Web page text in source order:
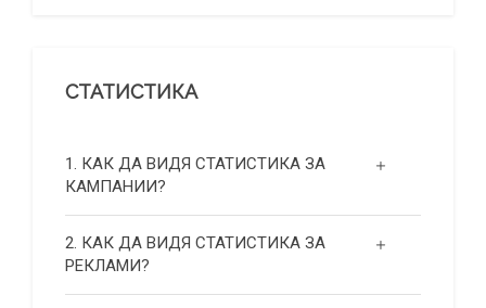
СТАТИСТИКА
1. КАК ДА ВИДЯ СТАТИСТИКА ЗА
КАМПАНИИ?
2. КАК ДА ВИДЯ СТАТИСТИКА ЗА
РЕКЛАМИ?